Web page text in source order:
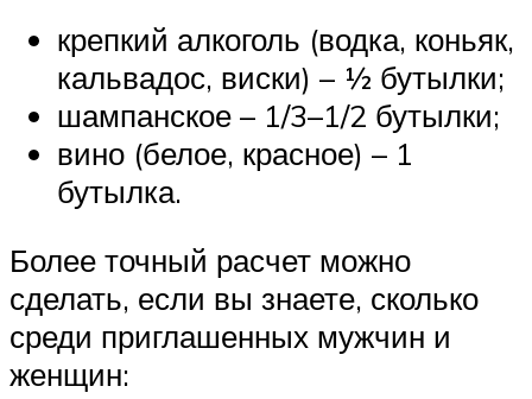
крепкий алкоголь (водка, коньяк,
кальвадос, виски) – ½ бутылки;
шампанское – 1/3–1/2 бутылки;
вино (белое, красное) – 1
бутылка.
Более точный расчет можно
сделать, если вы знаете, сколько
среди приглашенных мужчин и
женщин: